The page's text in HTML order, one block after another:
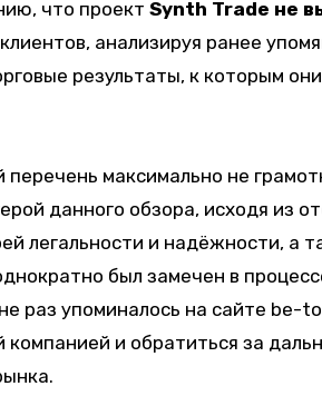
что проект Synth Trade не
анализируя ранее
результаты, к которым
максимально не
данного обзора, исходя из
легальности и надёжности, а
был замечен в
раз упоминалось на сайте be-
компанией и обратиться за